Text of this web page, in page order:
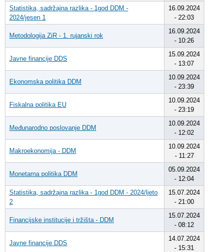
Statistika, sadržajna razlika - 1god DDM -
2024/jesen 1
16.09.2024
- 22:03
Metodologija ZiR - 1. rujanski rok
16.09.2024
- 10:26
Javne financije DDS
15.09.2024
- 13:07
Ekonomska politika DDM
10.09.2024
- 23:39
Fiskalna politika EU
10.09.2024
- 23:19
Međunarodno poslovanje DDM
10.09.2024
- 12:02
Makroekonomija - DDM
10.09.2024
- 11:27
Monetarna politika DDM
05.09.2024
- 12:04
Statistika, sadržajna razlika - 1god DDM - 2024/ljeto
2
15.07.2024
- 21:00
Financijske institucije i tržišta - DDM
15.07.2024
- 08:12
Javne financije DDS
14.07.2024
- 15:31